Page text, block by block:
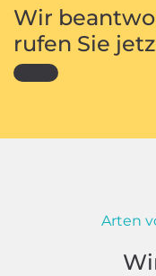
Wir
rufen Sie
Arten